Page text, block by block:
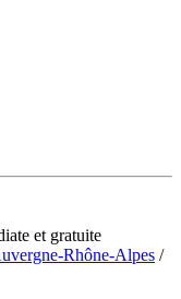
et gratuite
Rhône-Alpes /